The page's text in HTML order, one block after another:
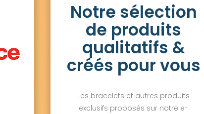
Notre sélection
de produits
qualitatifs &
créés pour vous
Les bracelets et autres produits
exclusifs proposés sur notre e-